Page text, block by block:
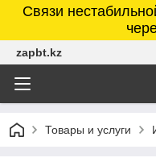
Связи
zapbt.kz
Товары и услуги